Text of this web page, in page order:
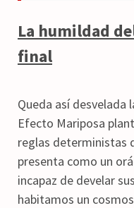
La humildad
final
Queda así desvelada
Efecto Mariposa
reglas deterministas
presenta como un
incapaz de develar
habitamos un